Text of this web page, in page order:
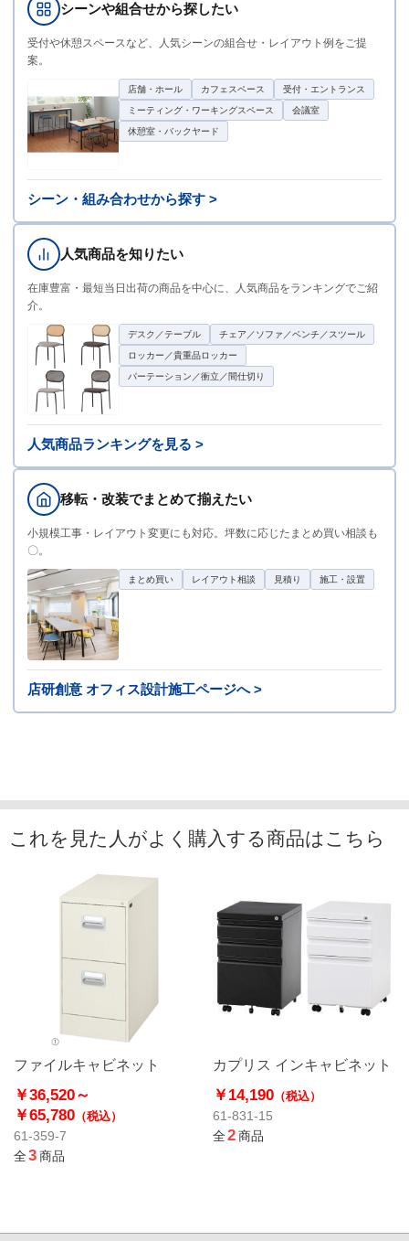
シーンや組合せから探したい
受付や休憩スペースなど、人気シーンの組合せ・レイアウト例をご提
案。
店舗・ホール カフェスペース 受付・エントランス
ミーティング・ワーキングスペース 会議室
休憩室・バックヤード
シーン・組み合わせから探す >
人気商品を知りたい
在庫豊富・最短当日出荷の商品を中心に、人気商品をランキングでご紹
介。
デスク／テーブル チェア／ソファ／ベンチ／スツール
ロッカー／貴重品ロッカー
パーテーション／衝立／間仕切り
人気商品ランキングを見る >
移転・改装でまとめて揃えたい
小規模工事・レイアウト変更にも対応。坪数に応じたまとめ買い相談も
〇。
まとめ買い レイアウト相談 見積り 施工・設置
店研創意 オフィス設計施工ページへ >
これを見た人がよく購入する商品はこちら
ファイルキャビネット
￥36,520～
￥65,780 （税込）
61-359-7
全3商品
カプリス インキャビネット
￥14,190（税込）
61-831-15
全2商品